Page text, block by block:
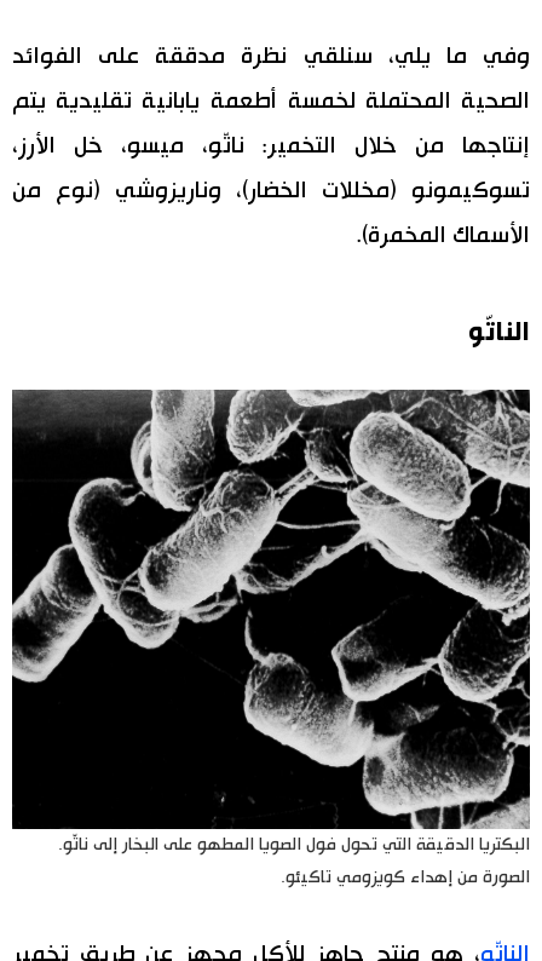
وفي ما يلي، سنلقي نظرة مدققة على الفوائد
الصحية المحتملة لخمسة أطعمة يابانية تقليدية يتم
إنتاجها من خلال التخمير: ناتّو، ميسو، خل الأرز،
تسوكيمونو (مخللات الخضار)، وناريزوشي (نوع من
الأسماك المخمرة).
الناتّو
البكتريا الدقيقة التي تحول فول الصويا المطهو ​​على البخار إلى ناتّو.
الصورة من إهداء كويزومي تاكيئو.
الناتّو، هو منتج جاهز للأكل مجهز عن طريق تخمير